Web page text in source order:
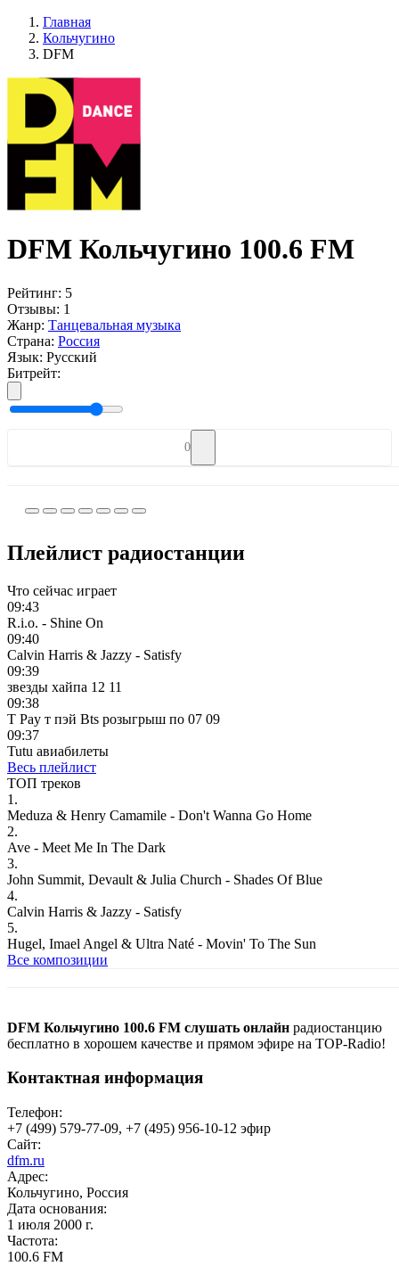
Главная
Кольчугино
DFM
DFM Кольчугино 100.6 FM
Рейтинг: 5
Отзывы: 1
Жанр: Танцевальная музыка
Страна: Россия
Язык: Русский
Битрейт:
0
Плейлист радиостанции
Что сейчас играет
09:43
R.i.o. - Shine On
09:40
Calvin Harris & Jazzy - Satisfy
09:39
звезды хайпа 12 11
09:38
T Pay т пэй Bts розыгрыш по 07 09
09:37
Tutu авиабилеты
Весь плейлист
ТОП треков
1.
Meduza & Henry Camamile - Don't Wanna Go Home
2.
Ave - Meet Me In The Dark
3.
John Summit, Devault & Julia Church - Shades Of Blue
4.
Calvin Harris & Jazzy - Satisfy
5.
Hugel, Imael Angel & Ultra Naté - Movin' To The Sun
Все композиции
DFM Кольчугино 100.6 FM слушать онлайн радиостанцию
бесплатно в хорошем качестве и прямом эфире на TOP-Radio!
Контактная информация
Телефон:
+7 (499) 579-77-09, +7 (495) 956-10-12 эфир
Сайт:
dfm.ru
Адрес:
Кольчугино, Россия
Дата основания:
1 июля 2000 г.
Частота:
100.6 FM